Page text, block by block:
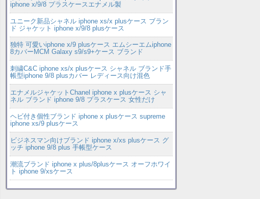
iphone x/9/8 プラスケースエナメル製
ユニーク新品シャネル iphone xs/x plusケース ブラン
ド ジャケット iphone x/9/8 plusケース
独特 可愛いiphone x/9 plusケース エムシーエムiphone
8カバーMCM Galaxy s9/s9+ケース ブランド
刺繍C&C iphone xs/x plusケース シャネル ブランド手
帳型iphone 9/8 plusカバー レディース向け混色
エナメルジャケットChanel iphone x plusケース シャ
ネル ブランド iphone 9/8 プラスケース 女性だけ
ヘビ付き個性ブランド iphone x plusケース supreme
iphone xs/9 plusケース
ビジネスマン向けブランド iphone x/xs plusケース グ
ッチ iphone 9/8 plus 手帳型ケース
潮流ブランド iphone x plus/8plusケース オーフホワイ
ト iphone 9/xsケース